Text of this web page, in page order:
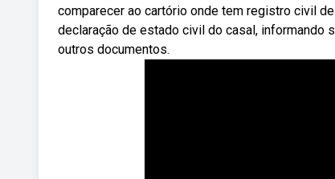
comparecer ao cartório onde tem registro civil
declaração de estado civil do casal, informando
outros documentos.